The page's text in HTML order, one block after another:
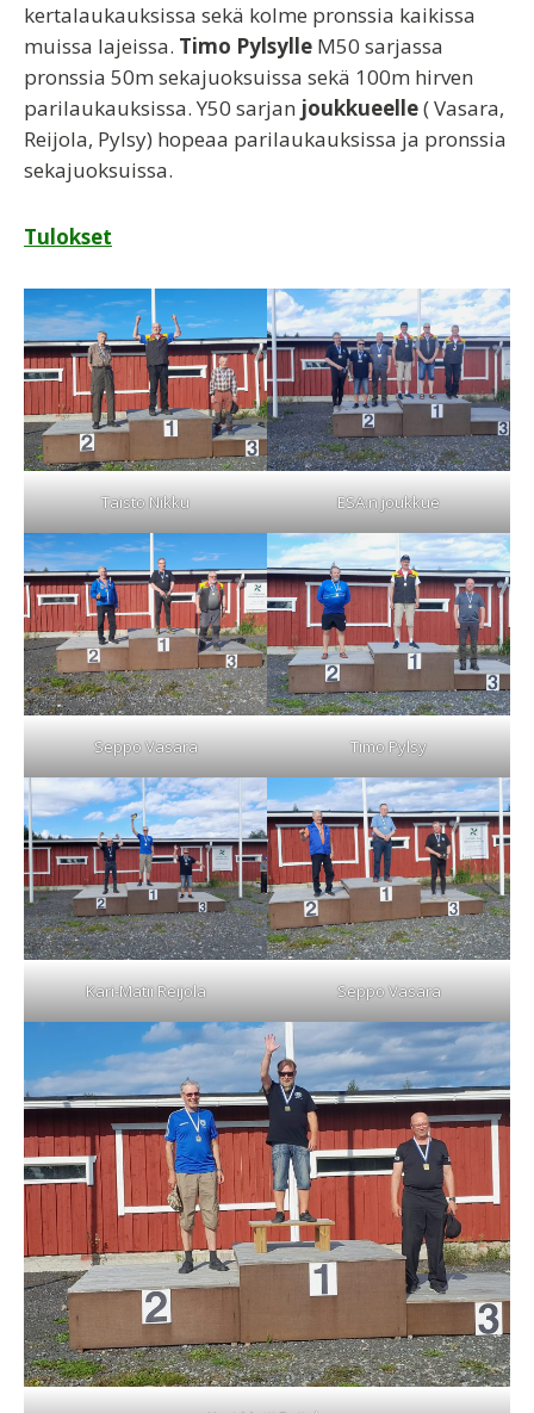
kertalaukauksissa sekä kolme pronssia kaikissa
muissa lajeissa. Timo Pylsylle M50 sarjassa
pronssia 50m sekajuoksuissa sekä 100m hirven
parilaukauksissa. Y50 sarjan joukkueelle( Vasara,
Reijola, Pylsy) hopeaa parilaukauksissa ja pronssia
sekajuoksuissa.
Tulokset
Taisto Nikku ESA:n joukkue
Seppo Vasara Timo Pylsy
Kari-Matii Reijola Seppo Vasara